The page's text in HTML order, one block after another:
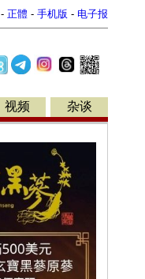
- 正體 - 手机版 - 电子报
视频 杂谈